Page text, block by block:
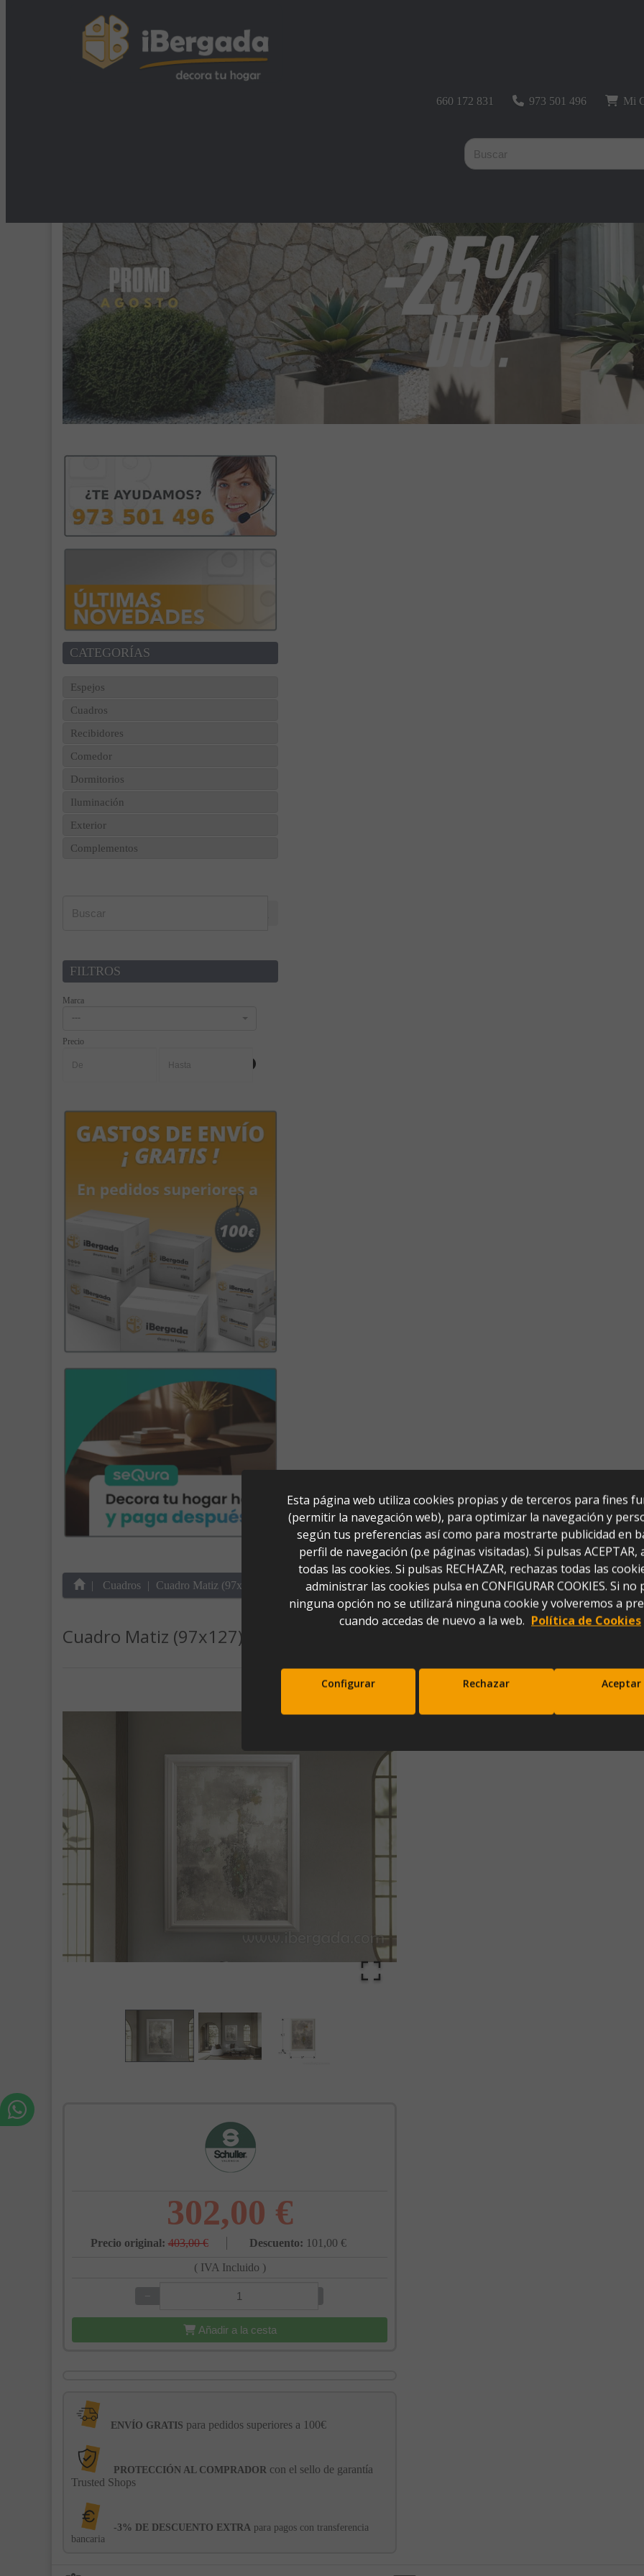
660 172 831 973 501 496 Mi
CATEGORÍAS
Espejos
Cuadros
Recibidores
Comedor
Dormitorios
Iluminación
Exterior
Complementos
FILTROS
Marca
---
Precio
Cuadros Cuadro Matiz (97x127)
Cuadro Matiz (97x127)
302,00 €
Precio original: 403,00 € Descuento: 101,00 €
( IVA Incluido )
−
Añadir a la cesta
ENVÍO GRATIS para pedidos superiores a 100€
PROTECCIÓN AL COMPRADOR con el sello de garantía
Trusted Shops
-3% DE DESCUENTO EXTRA para pagos con transferencia
bancaria
Subscríbete a nuestra newsletter y
10% de descuento en tu primera
Entérate antes que nadie de nuestras novedades y promociones
Al unirte expresas tu consentimiento para recibir comunicaciones comerciales de IBERGADA. Puedes
Esta página web utiliza cookies propias y de terceros para fines
(permitir la navegación web), para optimizar la navegación y
según tus preferencias así como para mostrarte publicidad en
perfil de navegación (p.e páginas visitadas). Si pulsas ACEPTAR,
todas las cookies. Si pulsas RECHAZAR, rechazas todas las
administrar las cookies pulsa en CONFIGURAR COOKIES. Si no
ninguna opción no se utilizará ninguna cookie y volveremos a
cuando accedas de nuevo a la web. Política de Cookies
Configurar Rechazar Aceptar